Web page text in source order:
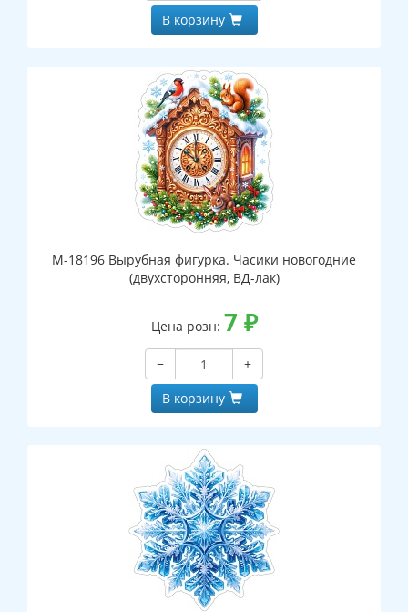
В корзину
М-18196 Вырубная фигурка. Часики новогодние
(двухсторонняя, ВД-лак)
Цена розн: 7 ₽
−
+
В корзину